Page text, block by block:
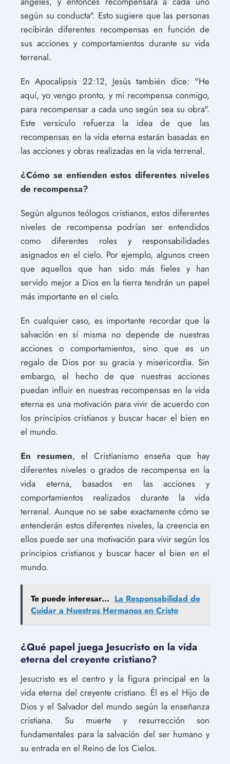
según su conducta". Esto sugiere que las personas
recibirán diferentes recompensas en función de
sus acciones y comportamientos durante su vida
terrenal.
En Apocalipsis 22:12, Jesús también dice: "He
aquí, yo vengo pronto, y mi recompensa conmigo,
para recompensar a cada uno según sea su obra".
Este versículo refuerza la idea de que las
recompensas en la vida eterna estarán basadas en
las acciones y obras realizadas en la vida terrenal.
¿Cómo se entienden estos diferentes niveles
de recompensa?
Según algunos teólogos cristianos, estos diferentes
niveles de recompensa podrían ser entendidos
como diferentes roles y responsabilidades
asignados en el cielo. Por ejemplo, algunos creen
que aquellos que han sido más fieles y han
servido mejor a Dios en la tierra tendrán un papel
más importante en el cielo.
En cualquier caso, es importante recordar que la
salvación en sí misma no depende de nuestras
acciones o comportamientos, sino que es un
regalo de Dios por su gracia y misericordia. Sin
embargo, el hecho de que nuestras acciones
puedan influir en nuestras recompensas en la vida
eterna es una motivación para vivir de acuerdo con
los principios cristianos y buscar hacer el bien en
el mundo.
En resumen, el Cristianismo enseña que hay
diferentes niveles o grados de recompensa en la
vida eterna, basados en las acciones y
comportamientos realizados durante la vida
terrenal. Aunque no se sabe exactamente cómo se
entenderán estos diferentes niveles, la creencia en
ellos puede ser una motivación para vivir según los
principios cristianos y buscar hacer el bien en el
mundo.
Te puede interesar... La Responsabilidad de
Cuidar a Nuestros Hermanos en Cristo
¿Qué papel juega Jesucristo en la vida
eterna del creyente cristiano?
Jesucristo es el centro y la figura principal en la
vida eterna del creyente cristiano. Él es el Hijo de
Dios y el Salvador del mundo según la enseñanza
cristiana. Su muerte y resurrección son
fundamentales para la salvación del ser humano y
su entrada en el Reino de los Cielos.